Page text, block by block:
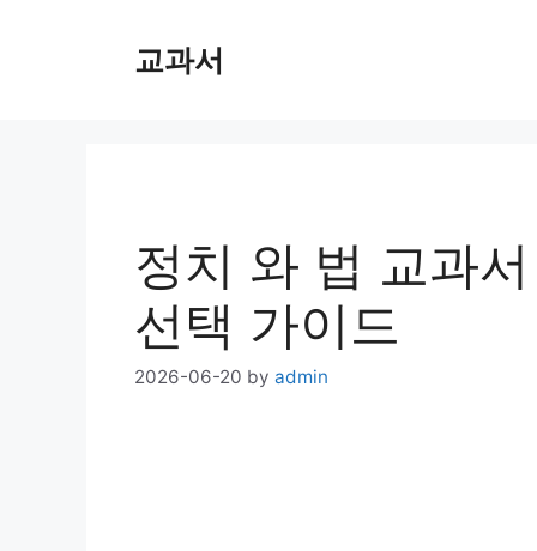
교과서
정치 와 법 교과
선택 가이드
2026-06-20 by admin